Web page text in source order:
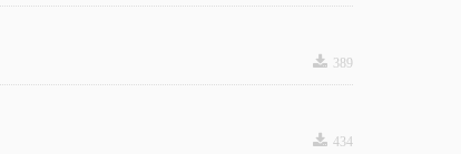
끂 389
끂 434